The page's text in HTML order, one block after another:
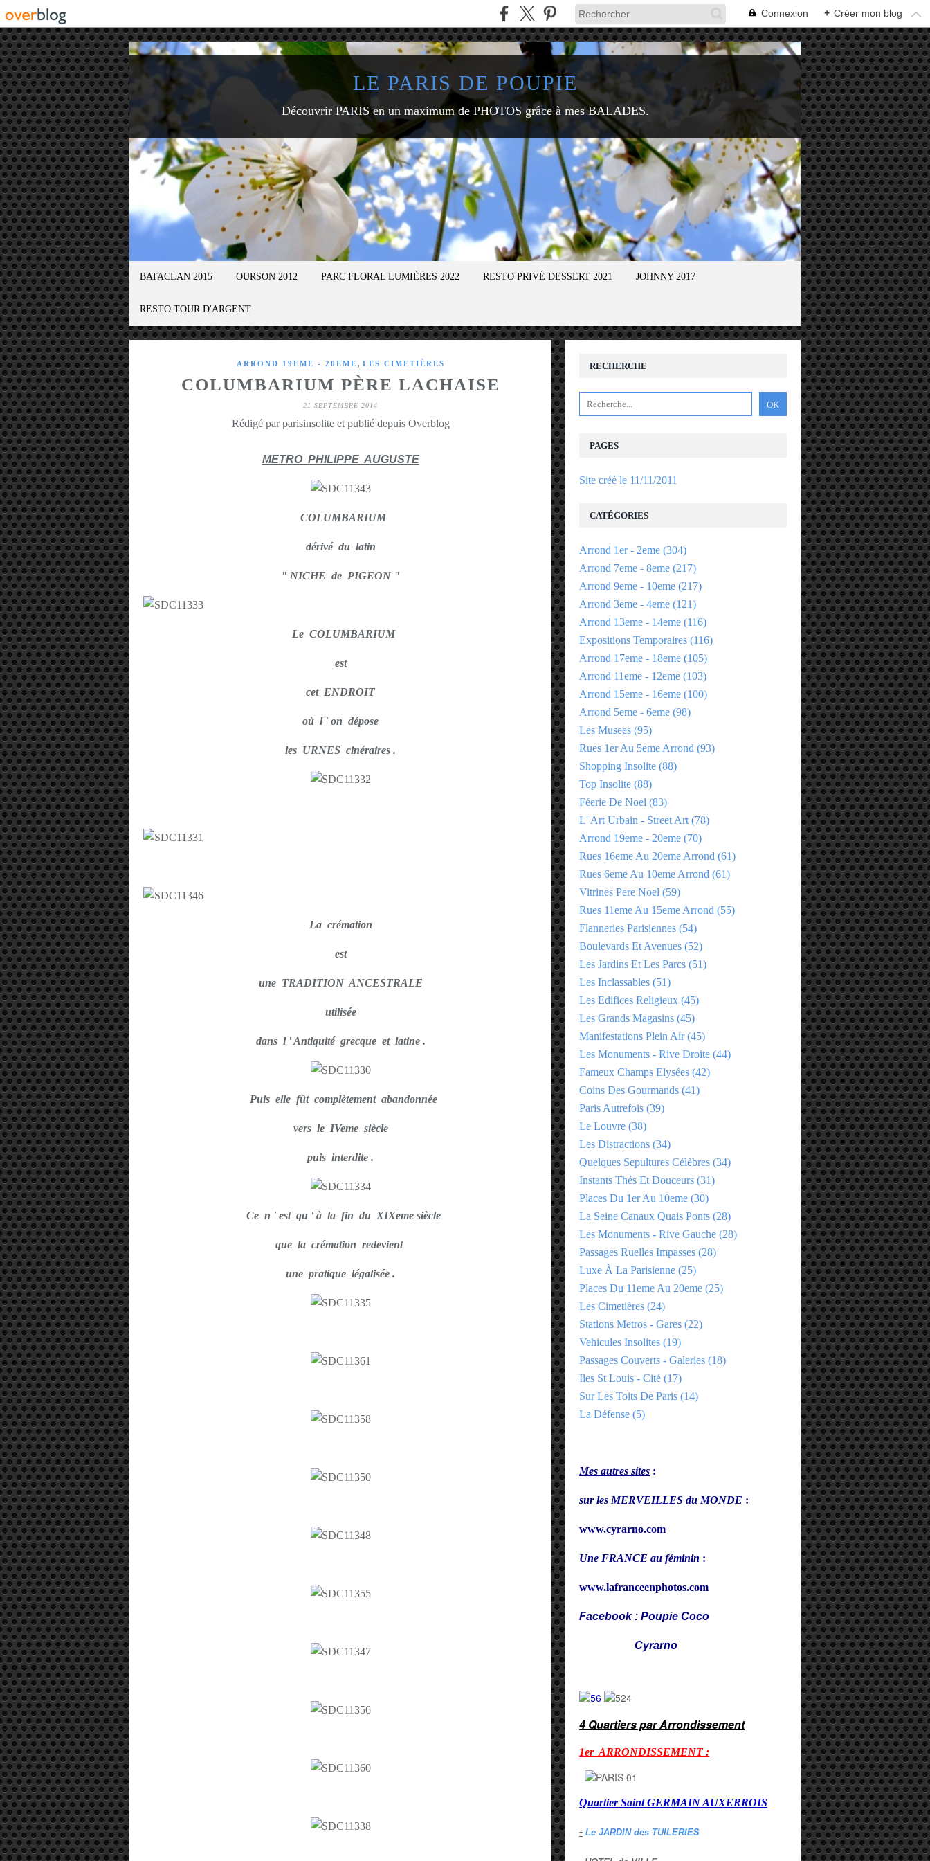
Connexion + Créer mon blog
LE PARIS DE POUPIE
Découvrir PARIS en un maximum de PHOTOS grâce à mes BALADES.
BATACLAN 2015 OURSON 2012 PARC FLORAL LUMIÈRES 2022 RESTO PRIVÉ DESSERT 2021 JOHNNY 2017
RESTO TOUR D'ARGENT
ARROND 19EME - 20EME , LES CIMETIÈRES
COLUMBARIUM PÈRE LACHAISE
21 SEPTEMBRE 2014
Rédigé par parisinsolite et publié depuis Overblog
METRO PHILIPPE AUGUSTE
COLUMBARIUM
dérivé du latin
" NICHE de PIGEON "
Le COLUMBARIUM
est
cet ENDROIT
où l ' on dépose
les URNES cinéraires .
La crémation
est
une TRADITION ANCESTRALE
utilisée
dans l ' Antiquité grecque et latine .
Puis elle fût complètement abandonnée
vers le IVeme siècle
puis interdite .
Ce n ' est qu ' à la fin du XIXeme siècle
que la crémation redevient
une pratique légalisée .
RECHERCHE
PAGES
Site créé le 11/11/2011
CATÉGORIES
Arrond 1er - 2eme (304)
Arrond 7eme - 8eme (217)
Arrond 9eme - 10eme (217)
Arrond 3eme - 4eme (121)
Arrond 13eme - 14eme (116)
Expositions Temporaires (116)
Arrond 17eme - 18eme (105)
Arrond 11eme - 12eme (103)
Arrond 15eme - 16eme (100)
Arrond 5eme - 6eme (98)
Les Musees (95)
Rues 1er Au 5eme Arrond (93)
Shopping Insolite (88)
Top Insolite (88)
Féerie De Noel (83)
L' Art Urbain - Street Art (78)
Arrond 19eme - 20eme (70)
Rues 16eme Au 20eme Arrond (61)
Rues 6eme Au 10eme Arrond (61)
Vitrines Pere Noel (59)
Rues 11eme Au 15eme Arrond (55)
Flanneries Parisiennes (54)
Boulevards Et Avenues (52)
Les Jardins Et Les Parcs (51)
Les Inclassables (51)
Les Edifices Religieux (45)
Les Grands Magasins (45)
Manifestations Plein Air(45)
Les Monuments - Rive Droite (44)
Fameux Champs Elysées (42)
Coins Des Gourmands (41)
Paris Autrefois (39)
Le Louvre (38)
Les Distractions (34)
Quelques Sepultures Célèbres (34)
Instants Thés Et Douceurs (31)
Places Du 1er Au 10eme (30)
La Seine Canaux Quais Ponts (28)
Les Monuments - Rive Gauche (28)
Passages Ruelles Impasses (28)
Luxe À La Parisienne (25)
Places Du 11eme Au 20eme (25)
Les Cimetières (24)
Stations Metros - Gares (22)
Vehicules Insolites (19)
Passages Couverts - Galeries (18)
Iles St Louis - Cité (17)
Sur Les Toits De Paris (14)
La Défense (5)
Mes autres sites :
sur les MERVEILLES du MONDE :
www.cyrarno.com
Une FRANCE au féminin :
www.lafranceenphotos.com
Facebook : Poupie Coco
Cyrarno
4 Quartiers par Arrondissement
1er ARRONDISSEMENT :
Quartier Saint GERMAIN AUXERROIS
- Le JARDIN des TUILERIES